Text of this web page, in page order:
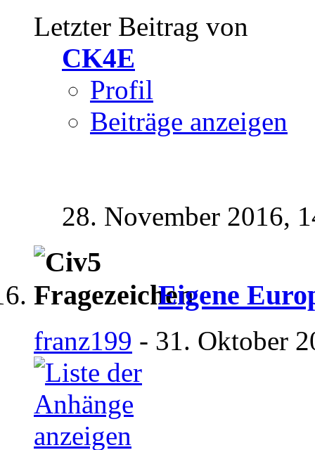
Letzter Beitrag von
CK4E
Profil
Beiträge anzeigen
28. November 2016,
Eigene
franz199 - 31. Oktober